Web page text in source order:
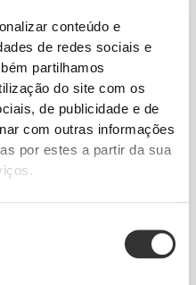
conteúdo e
de redes sociais e
partilhamos
do site com os
de publicidade e de
com outras informações
por estes a partir da sua